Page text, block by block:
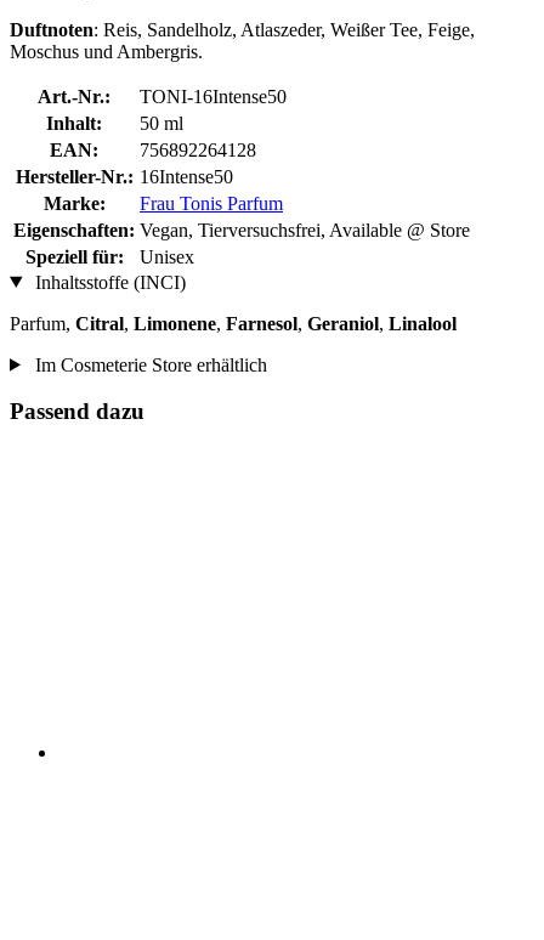
Duftnoten: Reis, Sandelholz, Atlaszeder, Weißer Tee, Feige,
Moschus und Ambergris.
Art.-Nr.:
TONI-16Intense50
Inhalt:
50 ml
EAN:
756892264128
Hersteller-Nr.: 16Intense50
Marke:
Frau Tonis Parfum
Eigenschaften: Vegan, Tierversuchsfrei, Available @ Store
Speziell für:
Unisex
Inhaltsstoffe (INCI)
Parfum, Citral, Limonene, Farnesol, Geraniol, Linalool
Im Cosmeterie Store erhältlich
Passend dazu